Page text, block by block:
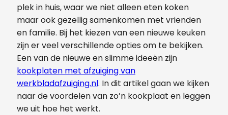
plek in huis, waar we niet alleen eten koken
maar ook gezellig samenkomen met vrienden
en familie. Bij het kiezen van een nieuwe keuken
zijn er veel verschillende opties om te bekijken.
Een van de nieuwe en slimme ideeën zijn
kookplaten met afzuiging van
werkbladafzuiging.nl. In dit artikel gaan we kijken
naar de voordelen van zo’n kookplaat en leggen
we uit hoe het werkt.